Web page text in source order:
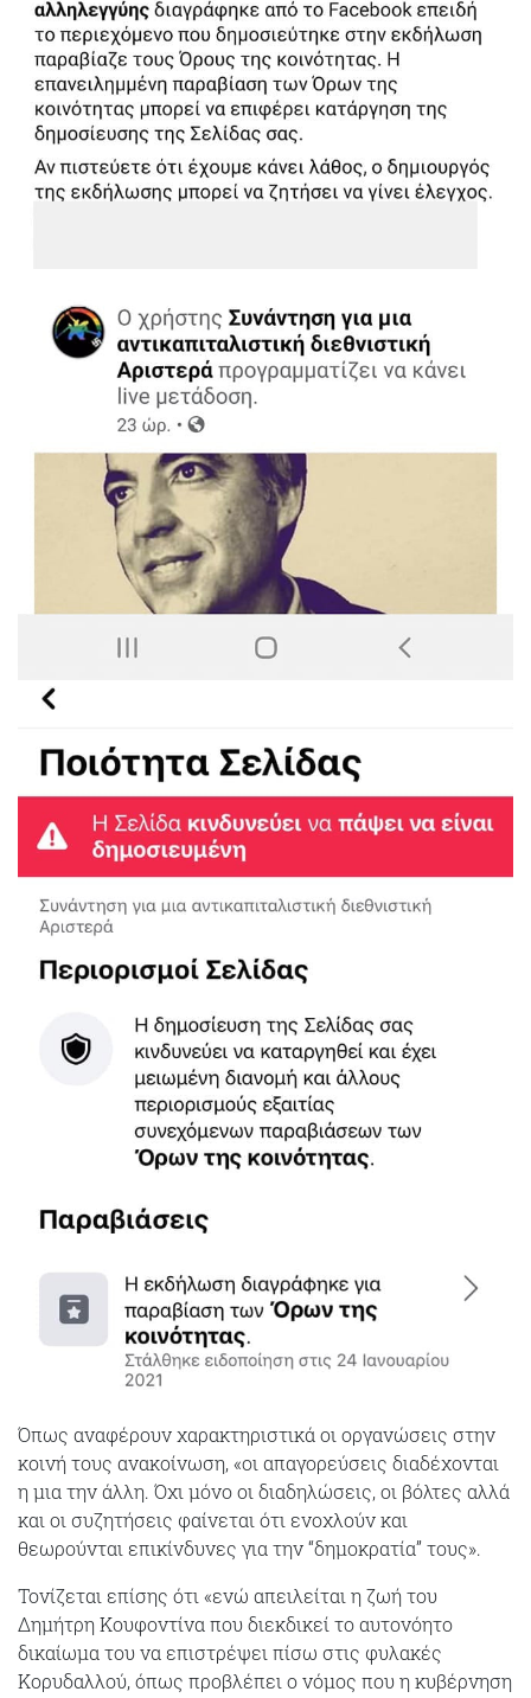
Όπως αναφέρουν χαρακτηριστικά οι οργανώσεις στην
κοινή τους ανακοίνωση, «οι απαγορεύσεις διαδέχονται
η μια την άλλη. Όχι μόνο οι διαδηλώσεις, οι βόλτες αλλά
και οι συζητήσεις φαίνεται ότι ενοχλούν και
θεωρούνται επικίνδυνες για την “δημοκρατία” τους».
Τονίζεται επίσης ότι «ενώ απειλείται η ζωή του
Δημήτρη Κουφοντίνα που διεκδικεί το αυτονόητο
δικαίωμα του να επιστρέψει πίσω στις φυλακές
Κορυδαλλού, όπως προβλέπει ο νόμος που η κυβέρνηση